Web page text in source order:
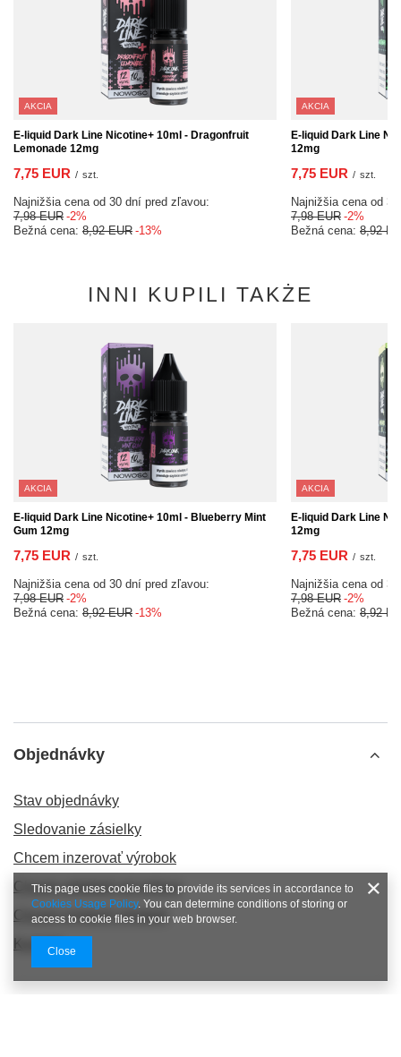
AKCIA
E-liquid Dark Line Nicotine+ 10ml - Dragonfruit
Lemonade 12mg
7,75 EUR / szt.
Najnižšia cena od 30 dní pred zľavou:
7,98 EUR -2%
Bežná cena: 8,92 EUR -13%
AKCIA
E-liquid Dark Line
12mg
7,75 EUR / szt.
Najnižšia cena od
7,98 EUR -2%
Bežná cena: 8,92
INNI KUPILI TAKŻE
AKCIA
E-liquid Dark Line Nicotine+ 10ml - Blueberry Mint
Gum 12mg
7,75 EUR / szt.
Najnižšia cena od 30 dní pred zľavou:
7,98 EUR -2%
Bežná cena: 8,92 EUR -13%
AKCIA
E-liquid Dark Line
12mg
7,75 EUR / szt.
Najnižšia cena od
7,98 EUR -2%
Bežná cena: 8,92
Objednávky
Stav objednávky
Sledovanie zásielky
Chcem inzerovať výrobok
Chcem odstúpiť od zmluvy
Chcem vymeniť výrobok
Kontakt
This page uses cookie files to provide its services in accordance to
Cookies Usage Policy. You can determine conditions of storing or
access to cookie files in your web browser.
Close